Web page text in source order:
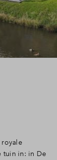
royale
tuin in: in De